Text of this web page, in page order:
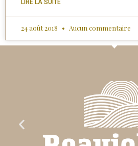
LIRE LA SUITE
24 août 2018 Aucun commentaire